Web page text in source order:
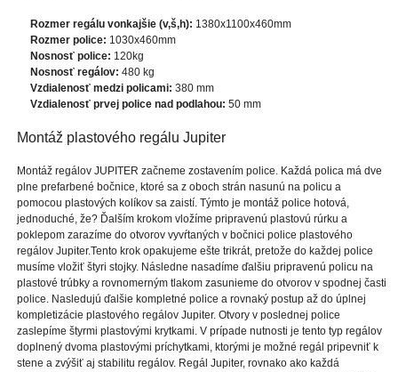
Rozmer regálu vonkajšie (v,š,h): 1380x1100x460mm
Rozmer police: 1030x460mm
Nosnosť police: 120kg
Nosnosť regálov: 480 kg
Vzdialenosť medzi policami: 380 mm
Vzdialenosť prvej police nad podlahou: 50 mm
Montáž plastového regálu Jupiter
Montáž regálov JUPITER začneme zostavením police. Každá polica má dve
plne prefarbené bočnice, ktoré sa z oboch strán nasunú na policu a
pomocou plastových kolíkov sa zaistí. Týmto je montáž police hotová,
jednoduché, že? Ďalším krokom vložíme pripravenú plastovú rúrku a
poklepom zarazíme do otvorov vyvŕtaných v bočnici police plastového
regálov Jupiter.Tento krok opakujeme ešte trikrát, pretože do každej police
musíme vložiť štyri stojky. Následne nasadíme ďalšiu pripravenú policu na
plastové trúbky a rovnomerným tlakom zasunieme do otvorov v spodnej časti
police. Nasledujú ďalšie kompletné police a rovnaký postup až do úplnej
kompletizácie plastového regálov Jupiter. Otvory v poslednej police
zaslepíme štyrmi plastovými krytkami. V prípade nutnosti je tento typ regálov
doplnený dvoma plastovými príchytkami, ktorými je možné regál pripevniť k
stene a zvýšiť aj stabilitu regálov. Regál Jupiter, rovnako ako každá